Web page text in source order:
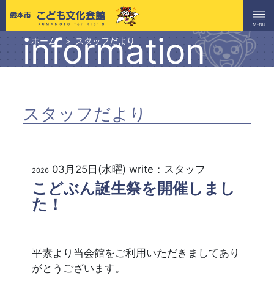
ホーム スタッフだより
information
スタッフだより
2026 03月25日(水曜) write：スタッフ
こどぶん誕生祭を開催しまし
た！
平素より当会館をご利用いただきましてあり
がとうございます。